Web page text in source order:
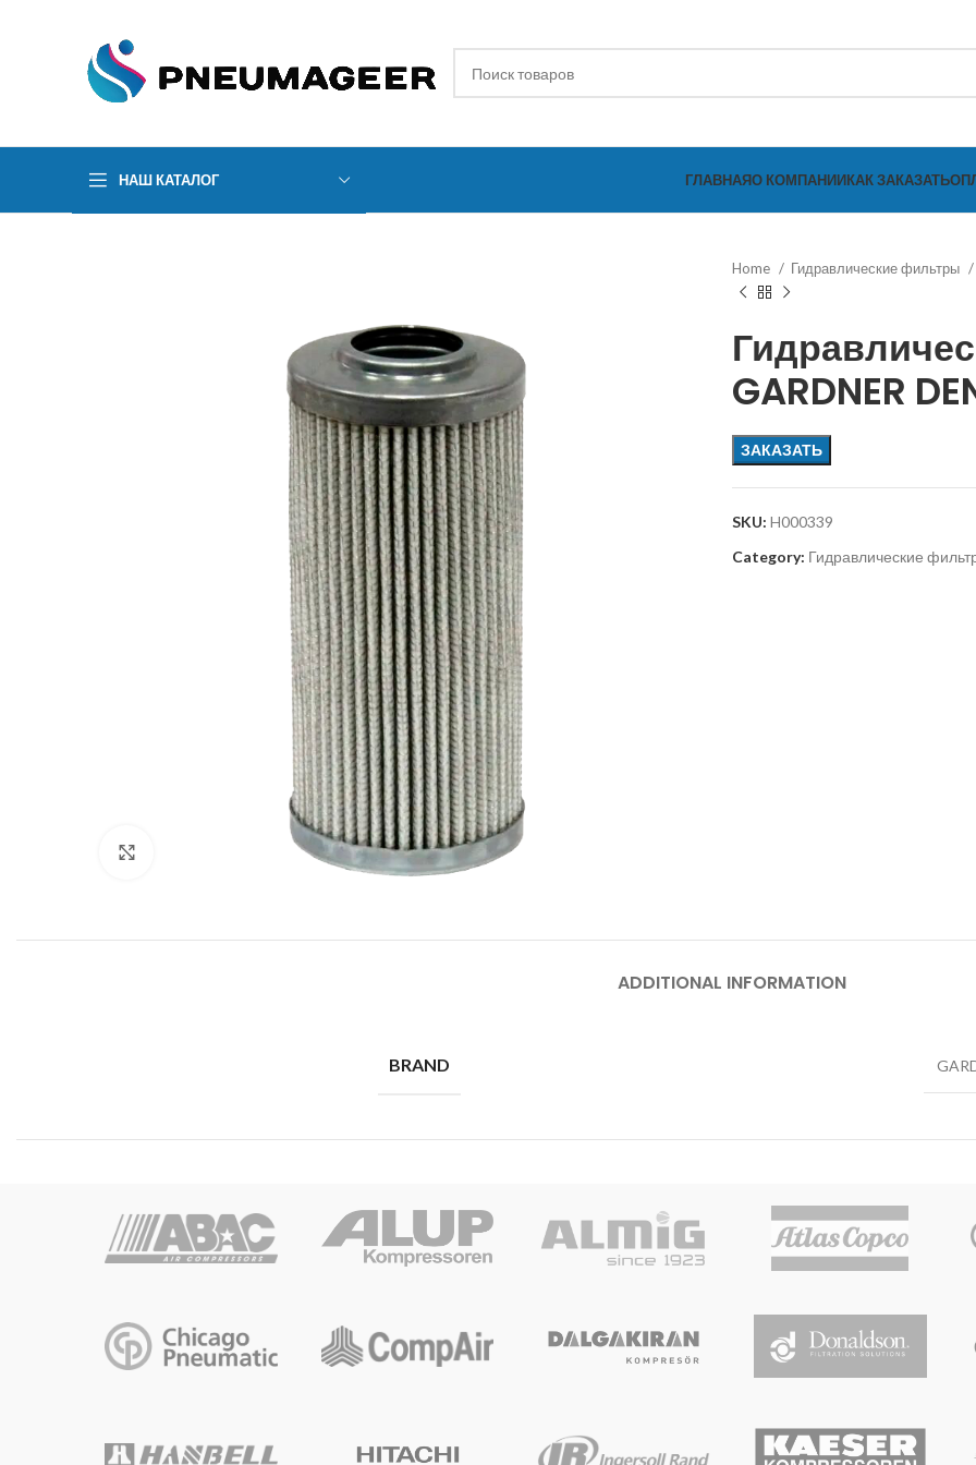
НАШ КАТАЛОГ ГЛАВНАЯО КОМПАНИИКАК ЗАКАЗАТЬ
Home Гидравлические фильтры
GARDNER
ЗАКАЗАТЬ
SKU: H000339
Category: Гидравлические
ADDITIONAL INFORMATION
BRAND